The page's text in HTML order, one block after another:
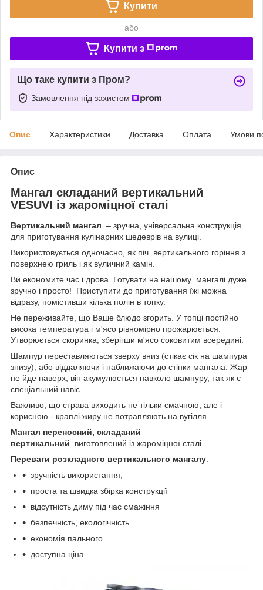
Купити
або
Купити з
Що таке купити з Пром?
Замовлення під захистом
Опис Характеристики Доставка Оплата Умови
Опис
Мангал складаний вертикальний
VESUVI із жароміцної сталі
Вертикальний мангал – зручна, універсальна конструкція
для приготування кулінарних шедеврів на вулиці.
Використовується одночасно, як піч вертикального горіння з
поверхнею гриль і як вуличний камін.
Ви економите час і дрова. Готувати на нашому мангалі дуже
зручно і просто! Приступити до приготування їжі можна
відразу, помістивши кілька полін в топку.
Не переживайте, що Ваше блюдо згорить. У топці постійно
висока температура і м'ясо рівномірно прожарюється.
Утворюється скоринка, зберігши м'ясо соковитим всередині.
Шампур переставляються зверху вниз (стікає сік на шампура
знизу), або віддаляючи і наближаючи до стінки мангала. Жар
не йде наверх, він акумулюється навколо шампуру, так як є
спеціальний навіс.
Важливо, що страва виходить не тільки смачною, але і
корисною - краплі жиру не потрапляють на вугілля.
Мангал переносний, складаний
вертикальний
виготовлений із жароміцної сталі.
Переваги розкладного вертикального мангалу:
зручність використання;
проста та швидка збірка конструкції
відсутність диму під час смажіння
безпечність, екологічність
економія пального
доступна ціна